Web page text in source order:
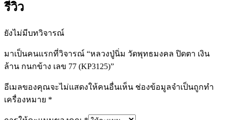
รีวิว
ยังไม่มีบทวิจารณ์
มาเป็นคนแรกที่วิจารณ์ “หลวงปู่นิ่ม วัดพุทธมงคล ปิดตา เงิน
ล้าน กนกข้าง เลข 77 (KP3125)”
อีเมลของคุณจะไม่แสดงให้คนอื่นเห็น ช่องข้อมูลจำเป็นถูกทำ
เครื่องหมาย *